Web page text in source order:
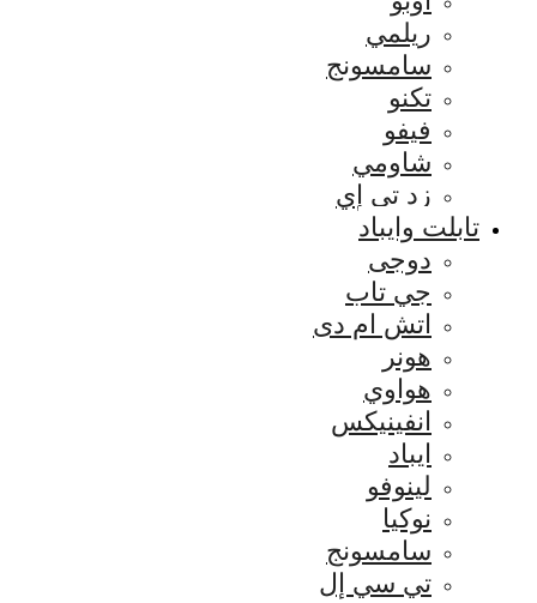
ريلمي
سامسونج
تكنو
فيفو
شاومي
زد تي إي
تابلت وايباد
دوجى
جي تاب
اتش ام دى
هونر
هواوي
انفينيكس
ايباد
لينوفو
نوكيا
سامسونج
تي سي إل